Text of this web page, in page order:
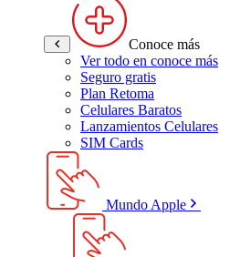
Conoce más
Ver todo en conoce más
Seguro gratis
Plan Retoma
Celulares Baratos
Lanzamientos Celulares
SIM Cards
Mundo Apple